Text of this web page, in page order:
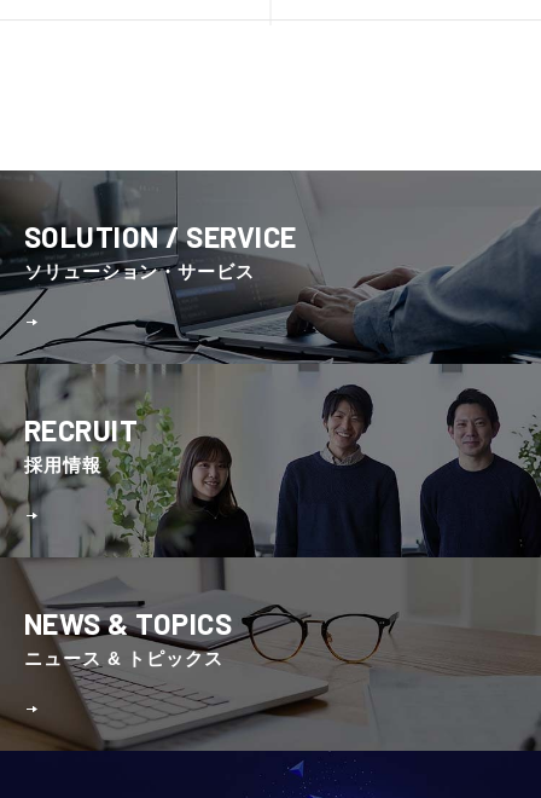
SOLUTION / SERVICE
ソリューション・サービス
RECRUIT
採⽤情報
NEWS & TOPICS
ニュース & トピックス